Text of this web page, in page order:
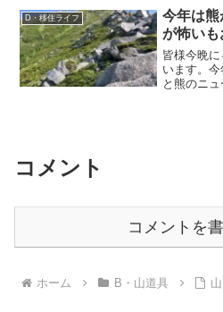
D・移住ライフ
今年は
が怖いも
皆様今晩
います。
と熊のニ
スでも、
コメント
コメントを
ホーム B・山道具